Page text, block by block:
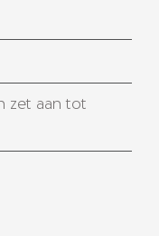
zet aan tot